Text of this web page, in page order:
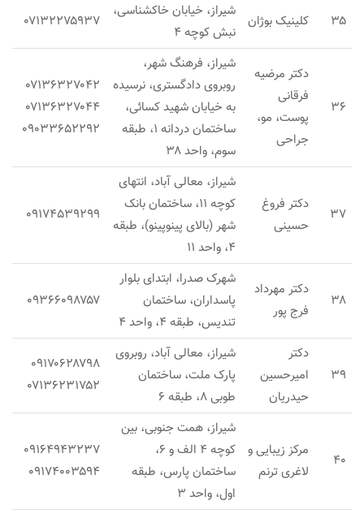
۳۵ کلینیک بوژان
شیراز، خیابان خاکشناسی،
نبش کوچه ۴
۰۷۱۳۲۲۷۵۹۳۷
۳۶
دکتر مرضیه
فرقانی
پوست، مو،
جراحی
شیراز، فرهنگ شهر،
روبروی دادگستری، نرسیده
به خیابان شهید کسائی،
ساختمان دردانه ۱، طبقه
سوم، واحد ۳۸
۰۷۱۳۶۳۲۷۰۴۲
۰۷۱۳۶۳۲۷۰۴۴
۰۹۰۳۳۶۵۲۲۹۲
۳۷
دکتر فروغ
حسینی
شیراز، معالی آباد، انتهای
کوچه ۱۱، ساختمان بانک
شهر (بالای پینوپینو)، طبقه
۴، واحد ۱۱
۰۹۱۷۴۵۳۹۲۹۹
۳۸
دکتر مهرداد
فرج پور
شهرک صدرا، ابتدای بلوار
پاسداران، ساختمان
تندیس، طبقه ۴، واحد ۴
۰۹۳۶۶۰۹۸۷۵۷
۳۹
دکتر
امیرحسین
حیدریان
شیراز، معالی آباد، روبروی
پارک ملت، ساختمان
طوبی ۸، طبقه ۶
۰۹۱۷۰۶۲۸۷۹۸
۰۷۱۳۶۲۳۱۷۵۲
۴۰
مرکز زیبایی و
لاغری ترنم
شیراز، همت جنوبی، بین
کوچه ۴ الف و ۶،
ساختمان پارس، طبقه
اول، واحد ۳
۰۹۱۶۴۹۴۳۲۳۷
۰۹۱۷۴۰۰۳۵۹۴